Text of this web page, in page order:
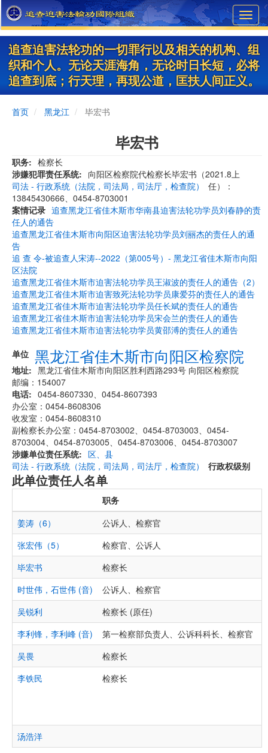
Skip
to
main
content
追查迫害法轮功的一切罪行以及相关的机构、组
织和个人。无论天涯海角，无论时日长短，必将
追查到底；行天理，再现公道，匡扶人间正义。
首页 黑龙江 毕宏书
毕宏书
职务
检察长
涉嫌犯罪责任系统
司法 - 行政系统（法院，司法局，司法厅，检查院）
向阳区检察院代检察长毕宏书（2021.8上
任）：
13845430666、0454-8703001
案情记录 追查黑龙江省佳木斯市华南县迫害法轮功学员刘春静的责
任人的通告
追查黑龙江省佳木斯市向阳区迫害法轮功学员刘丽杰的责任人的通
告
追 查 令-被追查人宋涛--2022（第005号）- 黑龙江省佳木斯市向阳
区法院
追查黑龙江省佳木斯市迫害法轮功学员王淑波的责任人的通告（2）
追查黑龙江省佳木斯市迫害致死法轮功学员康爱芬的责任人的通告
追查黑龙江省佳木斯市迫害法轮功学员任长斌的责任人的通告
追查黑龙江省佳木斯市迫害法轮功学员宋会兰的责任人的通告
追查黑龙江省佳木斯市迫害法轮功学员黄邵溥的责任人的通告
单位 黑龙江省佳木斯市向阳区检察院
地址
黑龙江省佳木斯市向阳区胜利西路293号 向阳区检察院
邮编：154007
电话
0454-8607330、0454-8607393
办公室：0454-8608306
收发室：0454-8608310
副检察长办公室：0454-8703002、0454-8703003、0454-
8703004、0454-8703005、0454-8703006、0454-8703007
涉嫌单位责任系统
司法 - 行政系统（法院，司法局，司法厅，检查院）
行政权级别
区、县
此单位责任人名单
职务
姜涛（6）
公诉人、检察官
张宏伟（5）
检察官、公诉人
毕宏书
检察长
时世伟，石世伟 (音)
公诉人、检察官
吴锐利
检察长 (原任)
李利锋，李利峰 (音)
第一检察部负责人、公诉科科长、检察官
吴畏
检察长
李铁民
检察长
汤浩洋